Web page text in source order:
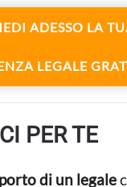
ADESSO LA
LEGALE
PER TE
di un legale